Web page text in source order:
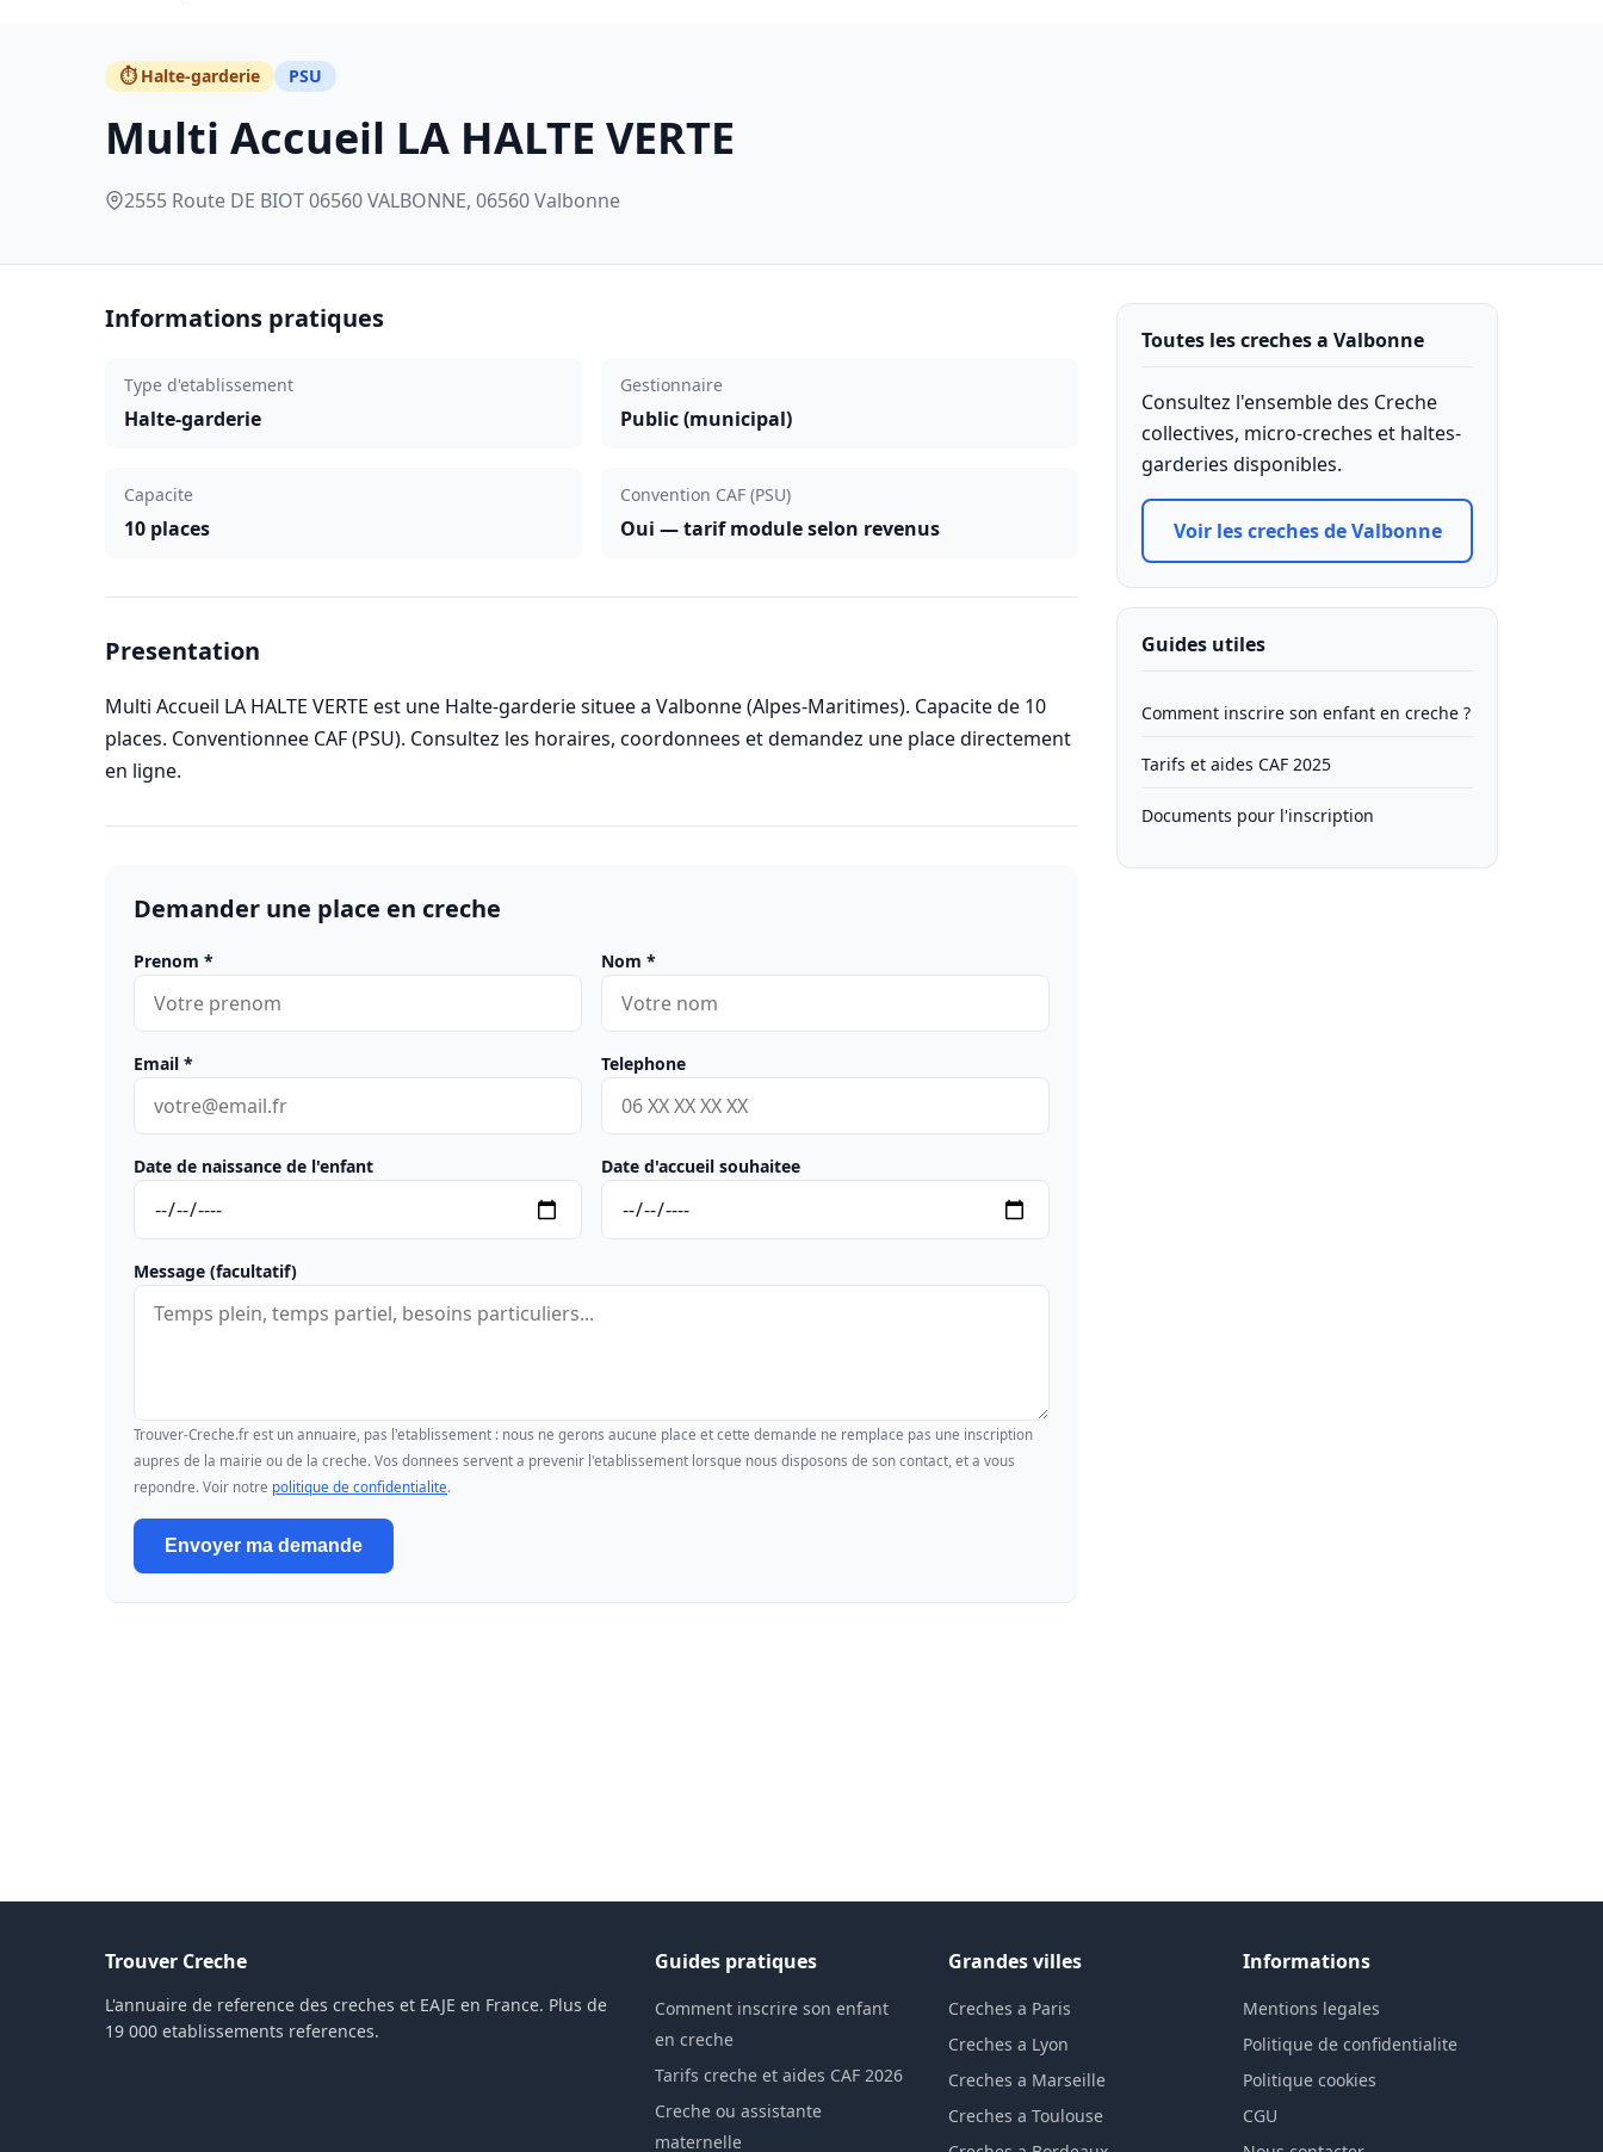
⏱️ Halte-garderie PSU
Multi Accueil LA HALTE VERTE
2555 Route DE BIOT 06560 VALBONNE, 06560 Valbonne
Informations pratiques
Type d'etablissement
Halte-garderie
Gestionnaire
Public (municipal)
Capacite
10 places
Convention CAF (PSU)
Oui — tarif module selon revenus
Presentation
Multi Accueil LA HALTE VERTE est une Halte-garderie situee a Valbonne (Alpes-Maritimes). Capacite de 10
places. Conventionnee CAF (PSU). Consultez les horaires, coordonnees et demandez une place directement
en ligne.
Demander une place en creche
Prenom * Nom *
Email * Telephone
Date de naissance de l'enfant Date d'accueil souhaitee
Message (facultatif)
Trouver-Creche.fr est un annuaire, pas l'etablissement : nous ne gerons aucune place et cette demande ne remplace pas une inscription
aupres de la mairie ou de la creche. Vos donnees servent a prevenir l'etablissement lorsque nous disposons de son contact, et a vous
repondre. Voir notre politique de confidentialite.
Envoyer ma demande
Toutes les creches a Valbonne
Consultez l'ensemble des Creche
collectives, micro-creches et haltes-
garderies disponibles.
Voir les creches de Valbonne
Guides utiles
Comment inscrire son enfant en creche ?
Tarifs et aides CAF 2025
Documents pour l'inscription
Trouver Creche
L'annuaire de reference des creches et EAJE en France. Plus de
19 000 etablissements references.
Guides pratiques
Comment inscrire son enfant
en creche
Tarifs creche et aides CAF 2026
Creche ou assistante
maternelle
Grandes villes
Creches a Paris
Creches a Lyon
Creches a Marseille
Creches a Toulouse
Informations
Mentions legales
Politique de confidentialite
Politique cookies
CGU